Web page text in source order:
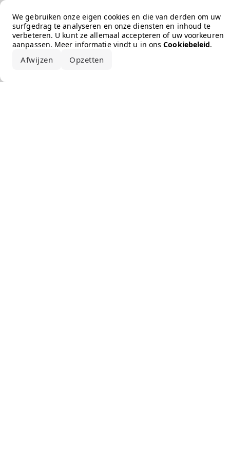
We gebruiken onze eigen cookies en die van derden om uw
surfgedrag te analyseren en onze diensten en inhoud te
verbeteren. U kunt ze allemaal accepteren of uw voorkeuren
aanpassen. Meer informatie vindt u in onsCookiebeleid.
Afwijzen Opzetten
Error loading the brand